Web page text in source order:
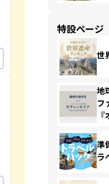
特設ページ
世
地
フ
準
ラ